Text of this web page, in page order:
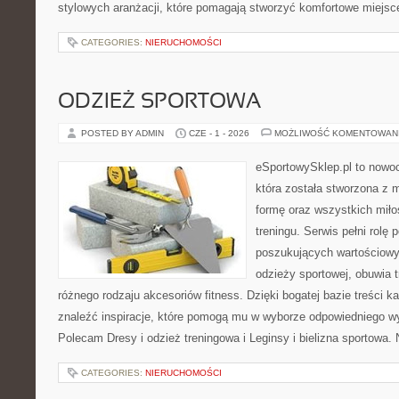
stylowych aranżacji, które pomagają stworzyć komfortowe
CATEGORIES: NIERUCHOMOŚCI
ODZIEŻ SPORTOWA
POSTED BY ADMIN CZE - 1 - 2026 MOŻLIWOŚĆ
eSportowySklep.pl to
która została stworzona z
formę oraz wszystkich
treningu. Serwis pełni rolę
poszukujących
odzieży sportowej, obuwia
różnego rodzaju akcesoriów fitness. Dzięki bogatej bazie treści
znaleźć inspiracje, które pomogą mu w wyborze odpowiedniego
Polecam Dresy i odzież treningowa i Leginsy i bielizna
CATEGORIES: NIERUCHOMOŚCI